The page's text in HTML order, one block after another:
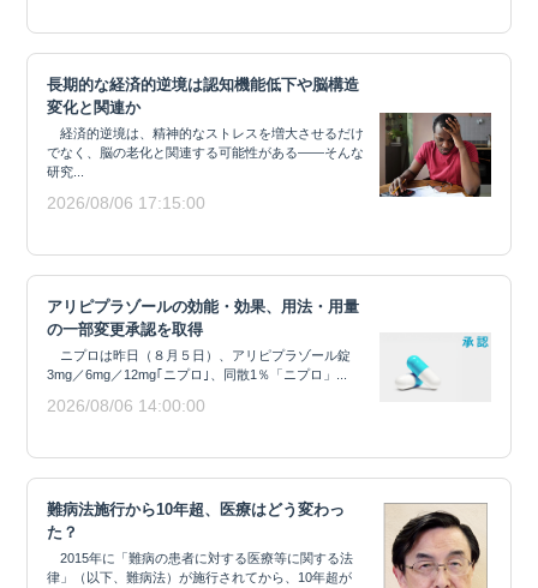
長期的な経済的逆境は認知機能低下や脳構造
変化と関連か
経済的逆境は、精神的なストレスを増大させるだけ
でなく、脳の老化と関連する可能性がある——そんな
研究...
2026/08/06 17:15:00
アリピプラゾールの効能・効果、用法・用量
の一部変更承認を取得
ニプロは昨日（８月５日）、アリピプラゾール錠
3mg／6mg／12mg｢ニプロ｣、同散1％「ニプロ」...
2026/08/06 14:00:00
難病法施行から10年超、医療はどう変わっ
た？
2015年に「難病の患者に対する医療等に関する法
律」（以下、難病法）が施行されてから、10年超が